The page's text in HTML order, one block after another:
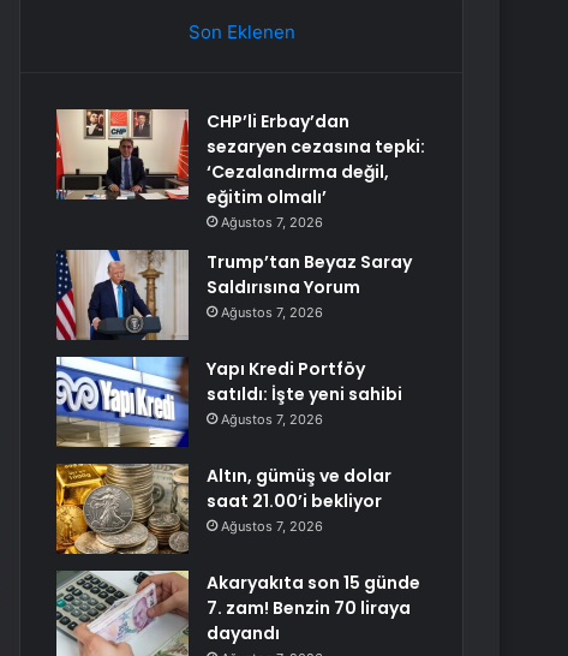
Son Eklenen
CHP’li Erbay’dan
sezaryen cezasına tepki:
‘Cezalandırma değil,
eğitim olmalı’
Ağustos 7, 2026
Trump’tan Beyaz Saray
Saldırısına Yorum
Ağustos 7, 2026
Yapı Kredi Portföy
satıldı: İşte yeni sahibi
Ağustos 7, 2026
Altın, gümüş ve dolar
saat 21.00’i bekliyor
Ağustos 7, 2026
Akaryakıta son 15 günde
7. zam! Benzin 70 liraya
dayandı